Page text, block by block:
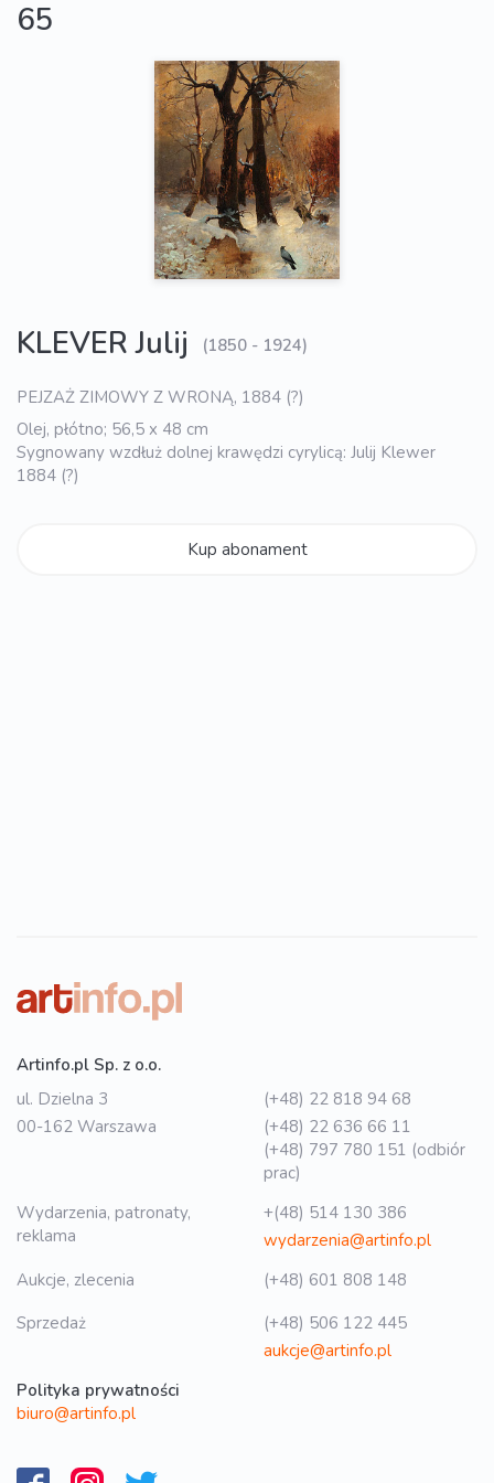
65
KLEVER Julij (1850 - 1924)
PEJZAŻ ZIMOWY Z WRONĄ, 1884 (?)
Olej, płótno; 56,5 x 48 cm
Sygnowany wzdłuż dolnej krawędzi cyrylicą: Julij Klewer
1884 (?)
Kup abonament
Artinfo.pl Sp. z o.o.
ul. Dzielna 3
00-162 Warszawa
(+48) 22 818 94 68
(+48) 22 636 66 11
(+48) 797 780 151 (odbiór
prac)
Wydarzenia, patronaty,
reklama
+(48) 514 130 386
wydarzenia@artinfo.pl
Aukcje, zlecenia
(+48) 601 808 148
Sprzedaż
(+48) 506 122 445
aukcje@artinfo.pl
Polityka prywatności
biuro@artinfo.pl